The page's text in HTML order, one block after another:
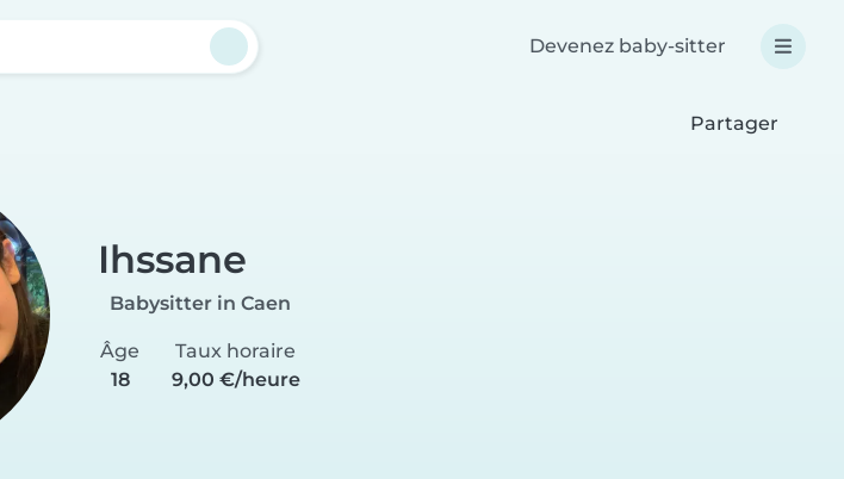
Devenez baby-sitter
Partager
Ihssane
Babysitter in Caen
Âge
18
Taux horaire
9,00 €/heure